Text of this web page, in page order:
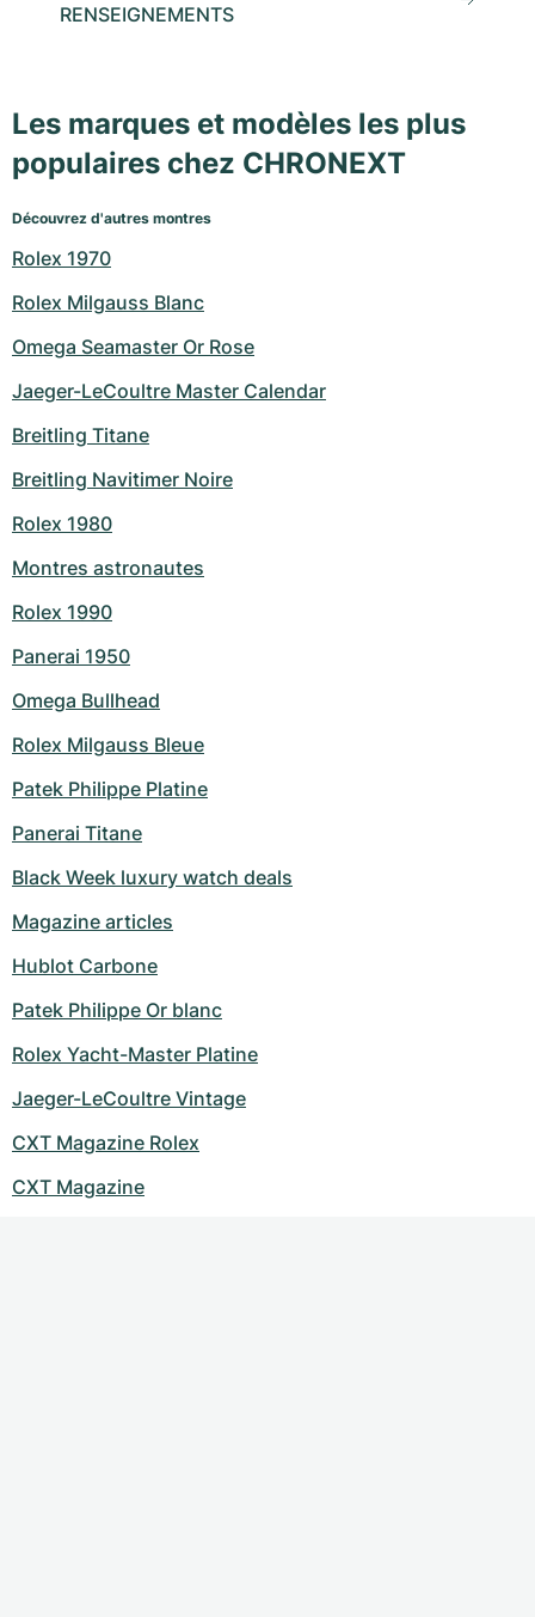
RENSEIGNEMENTS
Les marques et modèles les plus
populaires chez CHRONEXT
Découvrez d'autres montres
Rolex 1970
Rolex Milgauss Blanc
Omega Seamaster Or Rose
Jaeger-LeCoultre Master Calendar
Breitling Titane
Breitling Navitimer Noire
Rolex 1980
Montres astronautes
Rolex 1990
Panerai 1950
Omega Bullhead
Rolex Milgauss Bleue
Patek Philippe Platine
Panerai Titane
Black Week luxury watch deals
Magazine articles
Hublot Carbone
Patek Philippe Or blanc
Rolex Yacht-Master Platine
Jaeger-LeCoultre Vintage
CXT Magazine Rolex
CXT Magazine